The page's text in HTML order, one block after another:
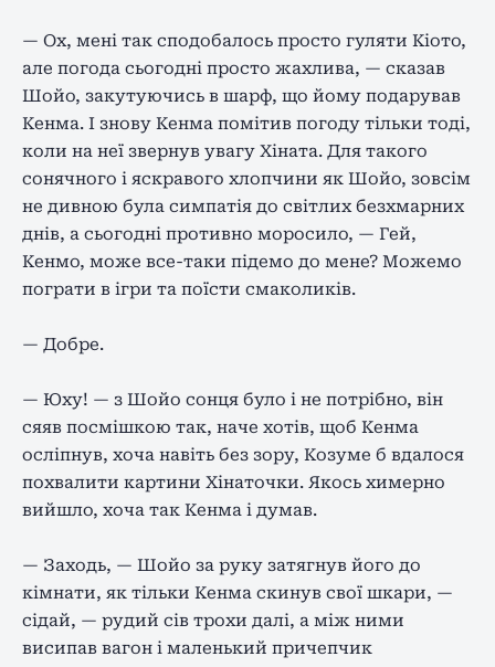
— Ох, мені так сподобалось просто гуляти Кіото,
але погода сьогодні просто жахлива, — сказав
Шойо, закутуючись в шарф, що йому подарував
Кенма. І знову Кенма помітив погоду тільки тоді,
коли на неї звернув увагу Хіната. Для такого
сонячного і яскравого хлопчини як Шойо, зовсім
не дивною була симпатія до світлих безхмарних
днів, а сьогодні противно моросило, — Гей,
Кенмо, може все-таки підемо до мене? Можемо
пограти в ігри та поїсти смаколиків.
— Добре.
— Юху! — з Шойо сонця було і не потрібно, він
сяяв посмішкою так, наче хотів, щоб Кенма
осліпнув, хоча навіть без зору, Козуме б вдалося
похвалити картини Хінаточки. Якось химерно
вийшло, хоча так Кенма і думав.
— Заходь, — Шойо за руку затягнув його до
кімнати, як тільки Кенма скинув свої шкари, —
сідай, — рудий сів трохи далі, а між ними
висипав вагон і маленький причепчик